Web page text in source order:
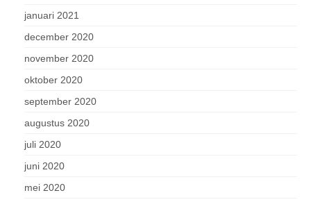
januari 2021
december 2020
november 2020
oktober 2020
september 2020
augustus 2020
juli 2020
juni 2020
mei 2020